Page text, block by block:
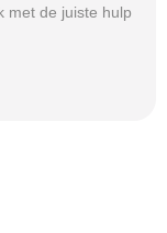
met de juiste hulp